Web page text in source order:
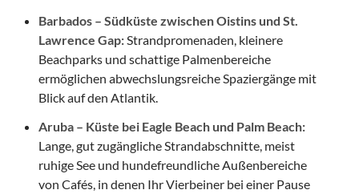
Barbados – Südküste zwischen Oistins und St.
Lawrence Gap:Strandpromenaden, kleinere
Beachparks und schattige Palmenbereiche
ermöglichen abwechslungsreiche Spaziergänge mit
Blick auf den Atlantik.
Aruba – Küste bei Eagle Beach und Palm Beach:
Lange, gut zugängliche Strandabschnitte, meist
ruhige See und hundefreundliche Außenbereiche
von Cafés, in denen Ihr Vierbeiner bei einer Pause